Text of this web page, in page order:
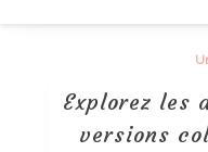
Explorez les
versions